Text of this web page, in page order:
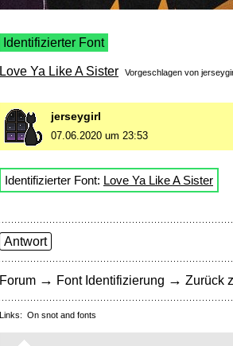
Identifizierter Font
Love Ya Like A Sister Vorgeschlagen von
jerseygirl
07.06.2020 um 23:53
Identifizierter Font: Love Ya Like A Sister
Antwort
Forum → Font Identifizierung → Zurück
Links: On snot and fonts